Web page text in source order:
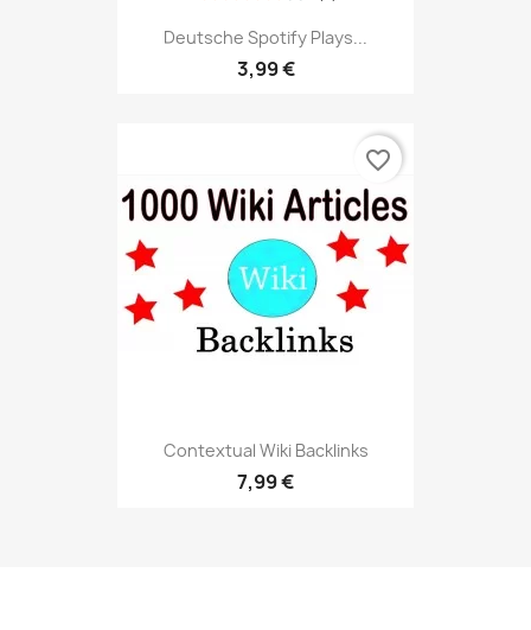
Deutsche Spotify Plays...
3,99 €
Contextual Wiki Backlinks
7,99 €
favorite_border